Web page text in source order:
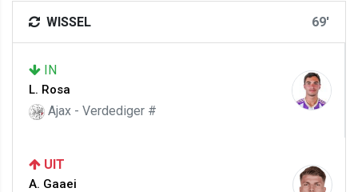
WISSEL 69'
IN
L. Rosa
Ajax - Verdediger #
UIT
A. Gaaei